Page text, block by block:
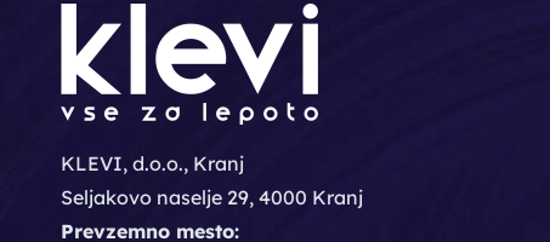
KLEVI, d.o.o., Kranj
Seljakovo naselje 29, 4000 Kranj
Prevzemno mesto: